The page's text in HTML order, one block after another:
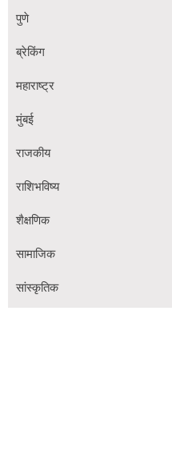
पुणे
ब्रेकिंग
महाराष्ट्र
मुंबई
राजकीय
राशिभविष्य
शैक्षणिक
सामाजिक
सांस्कृतिक